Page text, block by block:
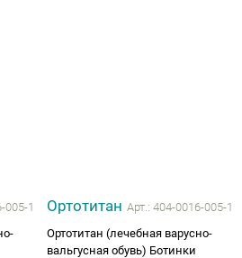
005-1
Ортотитан Арт.: 404-0016-005-1
Ортотитан (лечебная варусно-
вальгусная обувь) Ботинки